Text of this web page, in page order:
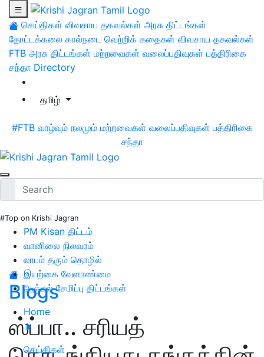
செய்திகள் விவசாய தகவல்கள் அரசு திட்டங்கள்
தோட்டக்கலை கால்நடை வெற்றிக் கதைகள் விவசாய தகவல்கள்
FTB அரசு திட்டங்கள் மற்றவைகள் வலைப்பதிவுகள் பத்திரிகை
சந்தா Directory
தமிழ்
#FTB வாழ்வும் நலமும் மற்றவைகள் வலைப்பதிவுகள் பத்திரிகை
சந்தா
#Top on Krishi Jagran
PM Kisan திட்டம்
வானிலை நிலவரம்
லாபம் தரும் தொழில்
இயற்கை வேளாண்மை
அஞ்சல் சேமிப்பு திட்டங்கள்
Home
செய்திகள்
Blogs
ஸ்ப்பா.. சரியத்